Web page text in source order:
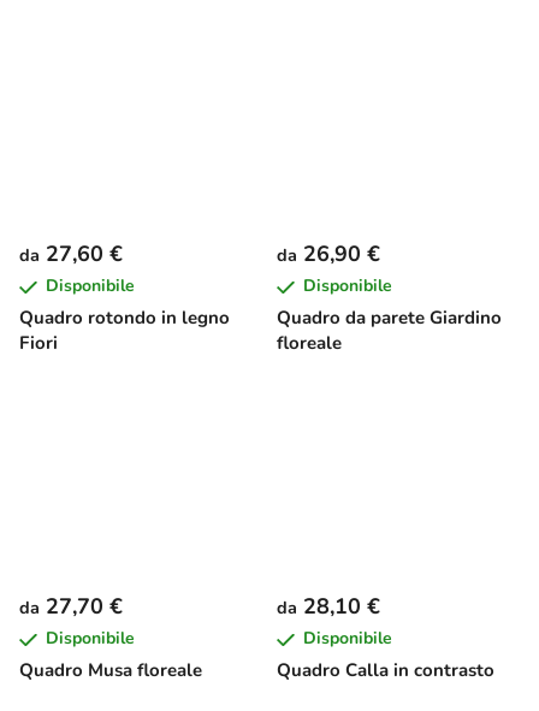
Quadro rotondo in legno
Fiori
da 27,60 €
Disponibile
Quadro da parete Giardino
floreale
da 26,90 €
Disponibile
Quadro Musa floreale
da 27,70 €
Disponibile
Quadro Calla in contrasto
da 28,10 €
Disponibile